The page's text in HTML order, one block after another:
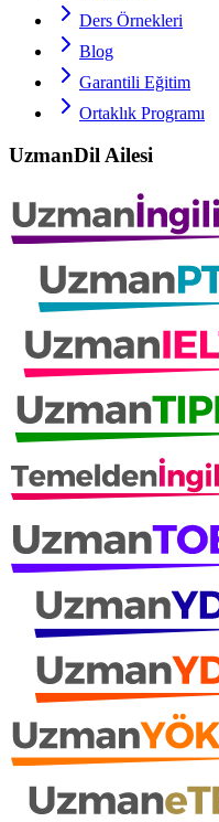
Ders Örnekleri
Blog
Garantili Eğitim
Ortaklık Programı
UzmanDil Ailesi